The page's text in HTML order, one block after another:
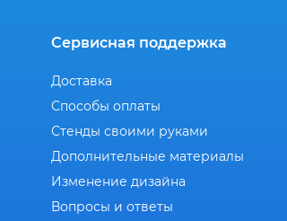
Сервисная поддержка
Доставка
Способы оплаты
Стенды своими руками
Дополнительные материалы
Изменение дизайна
Вопросы и ответы